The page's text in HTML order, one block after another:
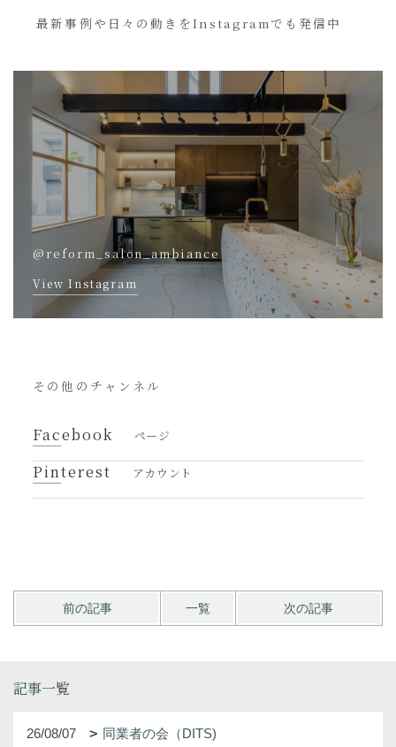
最新事例や日々の動きをInstagramでも発信中
@reform_salon_ambiance
View Instagram
その他のチャンネル
Facebook ページ
Pinterest アカウント
前の記事 一覧 次の記事
記事一覧
26/08/07 同業者の会（DITS)